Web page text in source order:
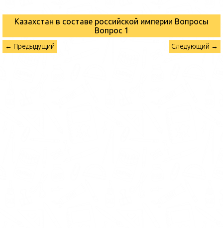
Казахстан в составе российской империи Вопросы
Вопрос 1
← Предыдущий Следующий →